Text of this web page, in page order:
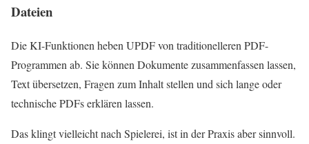
Dateien
Die KI-Funktionen heben UPDF von traditionelleren PDF-
Programmen ab. Sie können Dokumente zusammenfassen lassen,
Text übersetzen, Fragen zum Inhalt stellen und sich lange oder
technische PDFs erklären lassen.
Das klingt vielleicht nach Spielerei, ist in der Praxis aber sinnvoll.